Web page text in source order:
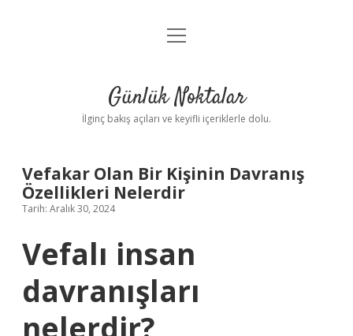
Anasayfa
Yasal Uyarı
menüyü
Günlük Noktalar
İlginç bakış açıları ve keyifli içeriklerle dolu.
Vefakar Olan Bir Kişinin Davranış
Özellikleri Nelerdir
Tarih: Aralık 30, 2024
Vefalı insan
davranışları
nelerdir?